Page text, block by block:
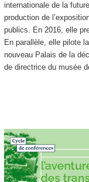
internationale de la
production de
publics. En 2016, elle
En parallèle, elle pilote
nouveau Palais de la
de directrice du musée